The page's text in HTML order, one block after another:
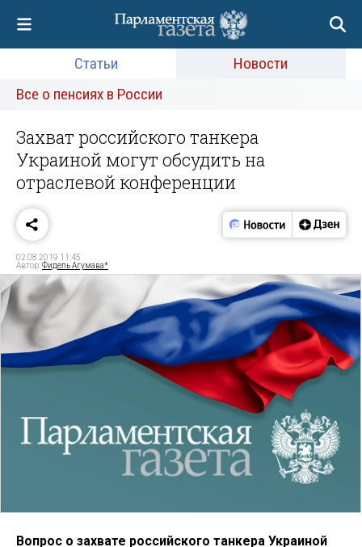
Статьи
Новости
Все о пенсиях в России
Захват российского танкера
Украиной могут обсудить на
отраслевой конференции
02.08.2019 11:45
Автор:Фидель Агумава*
Вопрос о захвате российского танкера Украиной